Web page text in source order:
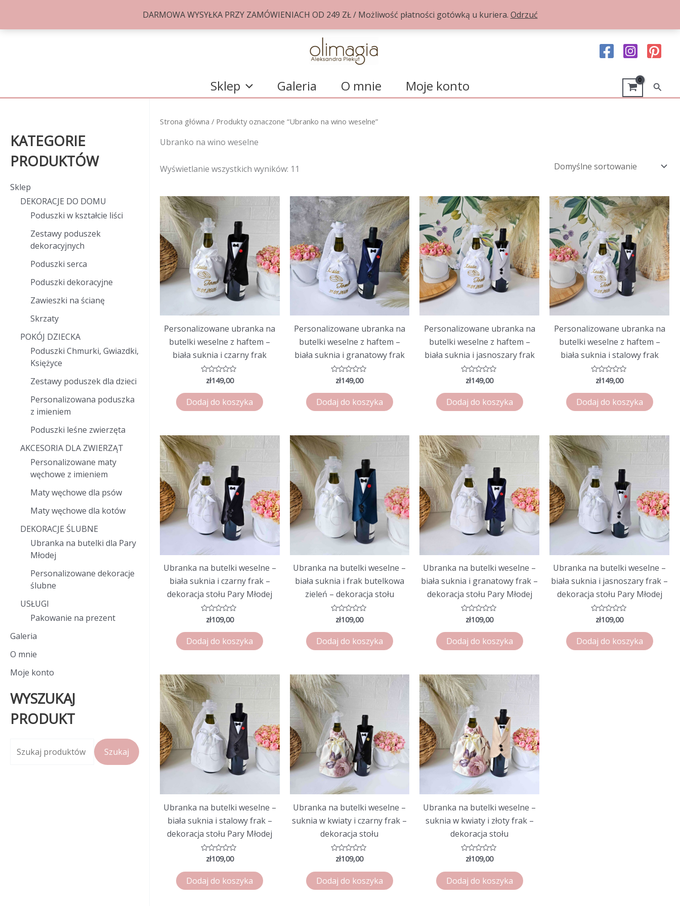
DARMOWA WYSYŁKA PRZY ZAMÓWIENIACH OD 249 ZŁ / Możliwość płatności gotówką u kuriera. Odrzuć
Sklep Galeria O mnie Moje konto Szukaj
KATEGORIE
PRODUKTÓW
Sklep
DEKORACJE DO DOMU
Poduszki w kształcie liści
Zestawy poduszek
dekoracyjnych
Poduszki serca
Poduszki dekoracyjne
Zawieszki na ścianę
Skrzaty
POKÓJ DZIECKA
Poduszki Chmurki, Gwiazdki,
Księżyce
Zestawy poduszek dla dzieci
Personalizowana poduszka
z imieniem
Poduszki leśne zwierzęta
AKCESORIA DLA ZWIERZĄT
Personalizowane maty
węchowe z imieniem
Maty węchowe dla psów
Maty węchowe dla kotów
DEKORACJE ŚLUBNE
Ubranka na butelki dla Pary
Młodej
Personalizowane dekoracje
ślubne
USŁUGI
Pakowanie na prezent
Galeria
O mnie
Moje konto
WYSZUKAJ
PRODUKT
Szukaj
Strona główna / Produkty oznaczone “Ubranko na wino weselne”
Ubranko na wino weselne
Wyświetlanie wszystkich wyników: 11
Personalizowane ubranka na
butelki weselne z haftem –
biała suknia i czarny frak
Oceniono
na
5
zł149,00
Dodaj do koszyka
Personalizowane ubranka na
butelki weselne z haftem –
biała suknia i granatowy frak
Oceniono
na
5
zł149,00
Dodaj do koszyka
Personalizowane ubranka na
butelki weselne z haftem –
biała suknia i jasnoszary frak
Oceniono
na
5
zł149,00
Dodaj do koszyka
Personalizowane ubranka na
butelki weselne z haftem –
biała suknia i stalowy frak
Oceniono
na
5
zł149,00
Dodaj do koszyka
Ubranka na butelki weselne –
biała suknia i czarny frak –
dekoracja stołu Pary Młodej
Oceniono
na
5
zł109,00
Dodaj do koszyka
Ubranka na butelki weselne –
biała suknia i frak butelkowa
zieleń – dekoracja stołu
Oceniono
na
5
zł109,00
Dodaj do koszyka
Ubranka na butelki weselne –
biała suknia i granatowy frak –
dekoracja stołu Pary Młodej
Oceniono
na
5
zł109,00
Dodaj do koszyka
Ubranka na butelki weselne –
biała suknia i jasnoszary frak –
dekoracja stołu Pary Młodej
Oceniono
na
5
zł109,00
Dodaj do koszyka
Ubranka na butelki weselne –
biała suknia i stalowy frak –
dekoracja stołu Pary Młodej
Oceniono
na
5
zł109,00
Dodaj do koszyka
Ubranka na butelki weselne –
suknia w kwiaty i czarny frak –
dekoracja stołu
Oceniono
na
5
zł109,00
Dodaj do koszyka
Ubranka na butelki weselne –
suknia w kwiaty i złoty frak –
dekoracja stołu
Oceniono
na
5
zł109,00
Dodaj do koszyka